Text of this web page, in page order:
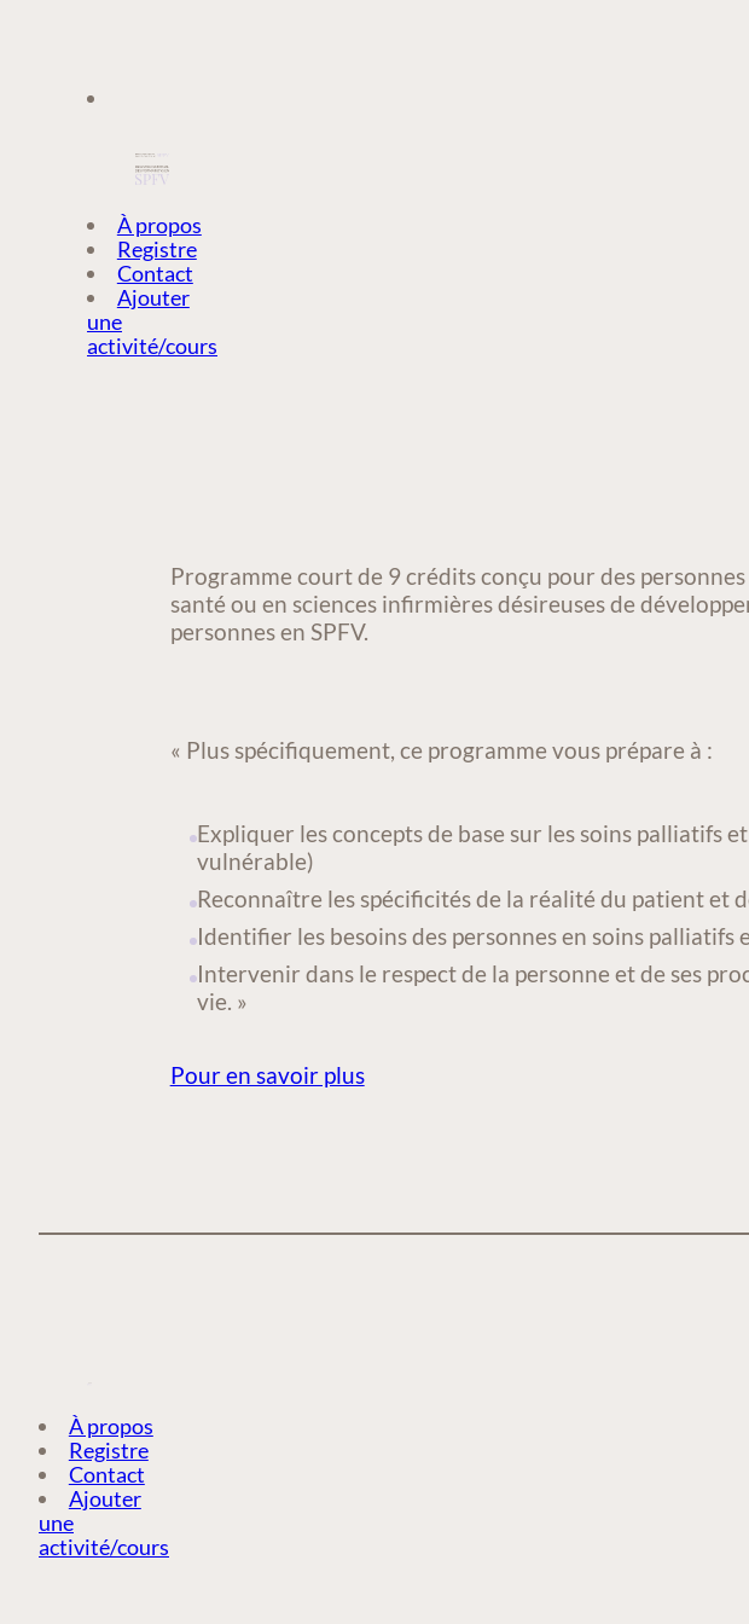
À PROPOS
REGISTRE
À propos
Registre
Contact
Ajouter
une
activité/cours
Programme court de 9 crédits conçu pour des
santé ou en sciences infirmières désireuses de
personnes en SPFV.
« Plus spécifiquement, ce programme vous prépare à :
Expliquer les concepts de base sur les soins palliatifs
vulnérable)
Reconnaître les spécificités de la réalité du patient et
Identifier les besoins des personnes en soins palliatifs
Intervenir dans le respect de la personne et de ses
vie. »
Pour en savoir plus
À propos
Registre
Contact
Ajouter
une
activité/cours